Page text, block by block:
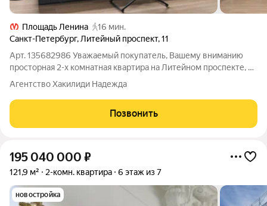
Площадь Ленина
16 мин.
Санкт-Петербург, Литейный проспект,11
Арт. 135682986 Уважаемый покупатель, Вашему вниманию
просторная 2-х комнатная квартира на Литейном проспекте, в
доме прошедшим кап ремонт с жб перекрытиями. Квартира
расположена на 5-м этаже, окнами на две стороны. Общая
площадь 100,1 кв.м. Большая
Агентство Хакилиди Надежда
Позвонить
195 040 000 ₽
121,9 м² 2-комн. квартира 6 этаж из 7
новостройка